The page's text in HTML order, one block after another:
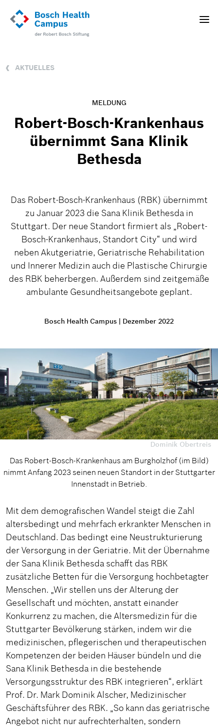
Toggle
AKTUELLES
MELDUNG
Robert-Bosch-Krankenhaus
übernimmt Sana Klinik
Bethesda
Das Robert-Bosch-Krankenhaus (RBK) übernimmt
zu Januar 2023 die Sana Klinik Bethesda in
Stuttgart. Der neue Standort firmiert als „Robert-
Bosch-Krankenhaus, Standort City“ und wird
neben Akutgeriatrie, Geriatrische Rehabilitation
und Innerer Medizin auch die Plastische Chirurgie
des RBK beherbergen. Außerdem sind zeitgemäße
ambulante Gesundheitsangebote geplant.
Bosch Health Campus | Dezember 2022
Dominik Obertreis
Das Robert-Bosch-Krankenhaus am Burgholzhof (im Bild)
nimmt Anfang 2023 seinen neuen Standort in der Stuttgarter
Innenstadt in Betrieb.
Mit dem demografischen Wandel steigt die Zahl
altersbedingt und mehrfach erkrankter Menschen in
Deutschland. Das bedingt eine Neustrukturierung
der Versorgung in der Geriatrie. Mit der Übernahme
der Sana Klinik Bethesda schafft das RBK
zusätzliche Betten für die Versorgung hochbetagter
Menschen. „Wir stellen uns der Alterung der
Gesellschaft und möchten, anstatt einander
Konkurrenz zu machen, die Altersmedizin für die
Stuttgarter Bevölkerung stärken, indem wir die
medizinischen, pflegerischen und therapeutischen
Kompetenzen der beiden Häuser bündeln und die
Sana Klinik Bethesda in die bestehende
Versorgungsstruktur des RBK integrieren“, erklärt
Prof. Dr. Mark Dominik Alscher, Medizinischer
Geschäftsführer des RBK. „So kann das geriatrische
Angebot nicht nur aufrechterhalten, sondern